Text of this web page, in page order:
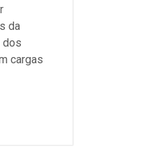
da
dos
cargas